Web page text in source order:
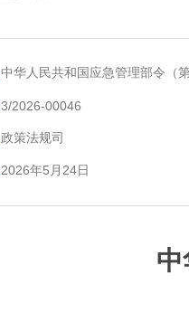
中华人民共和国应急管理部令（
3/2026-00046
政策法规司
2026年5月24日
中